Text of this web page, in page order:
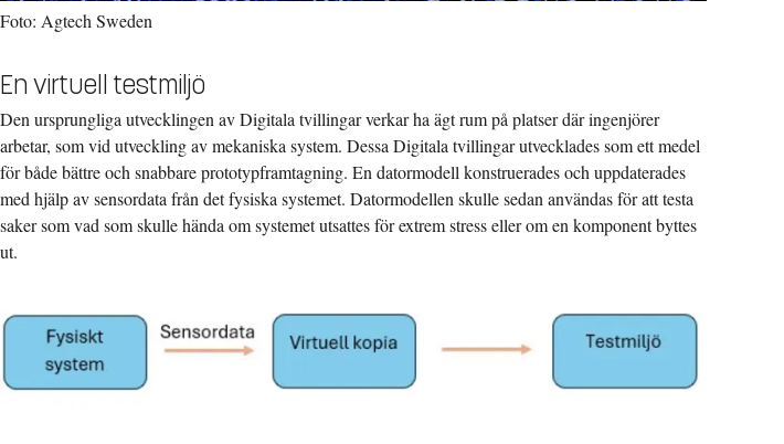
Foto: Agtech Sweden
En virtuell testmiljö
Den ursprungliga utvecklingen av Digitala tvillingar verkar ha ägt rum på platser där ingenjörer
arbetar, som vid utveckling av mekaniska system. Dessa Digitala tvillingar utvecklades som ett medel
för både bättre och snabbare prototypframtagning. En datormodell konstruerades och uppdaterades
med hjälp av sensordata från det fysiska systemet. Datormodellen skulle sedan användas för att testa
saker som vad som skulle hända om systemet utsattes för extrem stress eller om en komponent byttes
ut.